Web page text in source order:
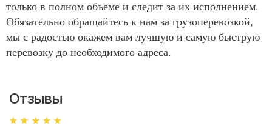
только в полном объеме и следит за их исполнением.
Обязательно обращайтесь к нам за грузоперевозкой,
мы с радостью окажем вам лучшую и самую быструю
перевозку до необходимого адреса.
Отзывы